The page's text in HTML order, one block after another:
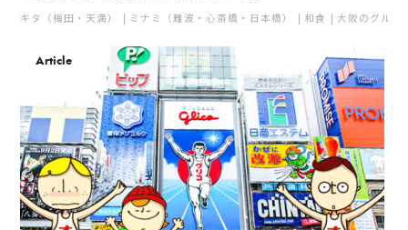
キタ（梅田・天満） ミナミ（難波・心斎橋・日本橋） 和食 大阪のグルメ
Article